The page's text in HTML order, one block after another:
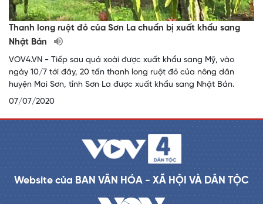
Thanh long ruột đỏ của Sơn La chuẩn bị xuất khẩu sang
Nhật Bản
VOV4.VN - Tiếp sau quả xoài được xuất khẩu sang Mỹ, vào
ngày 10/7 tới đây, 20 tấn thanh long ruột đỏ của nông dân
huyện Mai Sơn, tỉnh Sơn La được xuất khẩu sang Nhật Bản.
07/07/2020
Website của BAN VĂN HÓA - XÃ HỘI VÀ DÂN TỘC